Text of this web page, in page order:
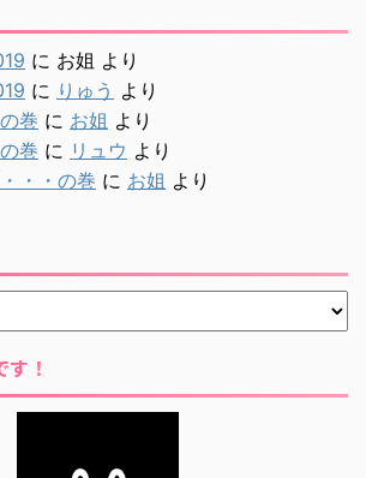
に お姐 より
に りゅう より
巻 に お姐 より
巻 に リュウ より
・・の巻 に お姐 より
！